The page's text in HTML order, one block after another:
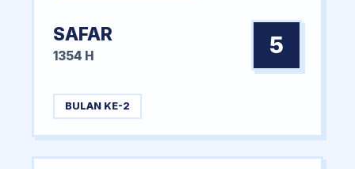
SAFAR
1354 H 5
BULAN KE-2